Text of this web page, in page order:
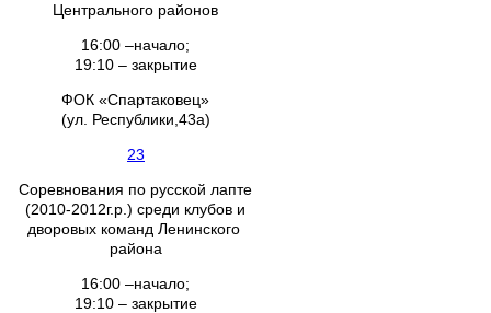
Центрального районов
16:00 –начало;
19:10 – закрытие
ФОК «Спартаковец»
(ул. Республики,43а)
23
Соревнования по русской лапте
(2010-2012г.р.) среди клубов и
дворовых команд Ленинского
района
16:00 –начало;
19:10 – закрытие